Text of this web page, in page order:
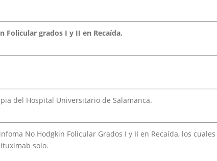
grados I y II en Recaída.
del Hospital Universitario de Salamanca.
No Hodgkin Folicular Grados I y II en Recaída, los
solo.